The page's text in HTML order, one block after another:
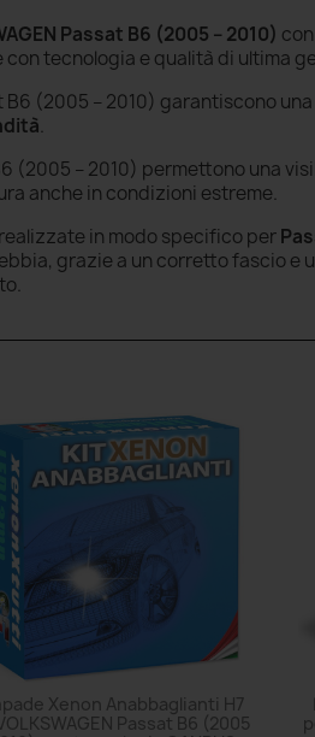
Passat B6 (2005 – 2010)
con tecnologia e qualità di ultima
B6 (2005 – 2010) garantiscono
.
(2005 – 2010) permettono una
anche in condizioni estreme.
in modo specifico per
grazie a un corretto fascio
Xenon Anabbaglianti H7
Passat B6 (2005